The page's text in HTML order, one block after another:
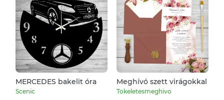
MERCEDES bakelit óra
Scenic
Meghívó szett virágokkal
Tokeletesmeghivo